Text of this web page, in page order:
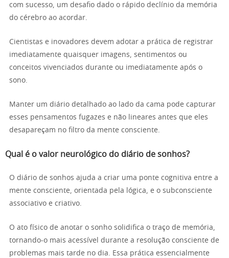
com sucesso, um desafio dado o rápido declínio da memória
do cérebro ao acordar.
Cientistas e inovadores devem adotar a prática de registrar
imediatamente quaisquer imagens, sentimentos ou
conceitos vivenciados durante ou imediatamente após o
sono.
Manter um diário detalhado ao lado da cama pode capturar
esses pensamentos fugazes e não lineares antes que eles
desapareçam no filtro da mente consciente.
Qual é o valor neurológico do diário de sonhos?
O diário de sonhos ajuda a criar uma ponte cognitiva entre a
mente consciente, orientada pela lógica, e o subconsciente
associativo e criativo.
O ato físico de anotar o sonho solidifica o traço de memória,
tornando-o mais acessível durante a resolução consciente de
problemas mais tarde no dia. Essa prática essencialmente